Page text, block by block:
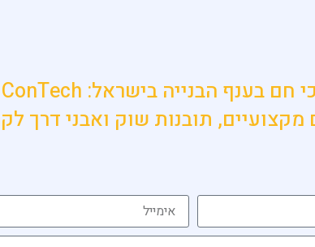
תובנות שוק ואבני דרך